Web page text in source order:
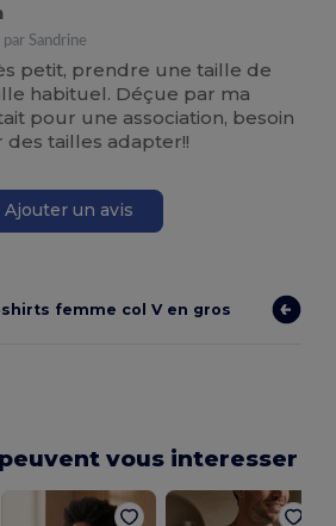
par Sandrine
petit, prendre une taille de
habituel. Déçue par ma
pour une association, besoin
tailles adapter!!
Ajouter un avis
femme col V en gros
vous interesser